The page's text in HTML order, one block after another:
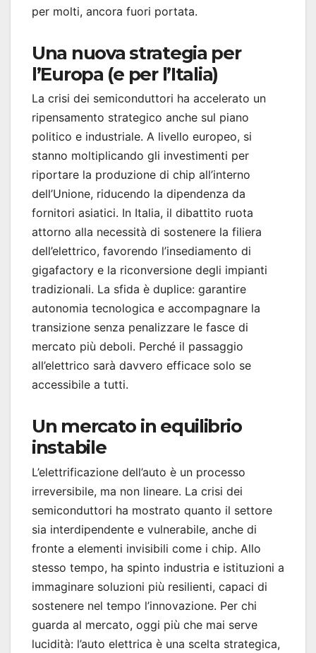
per molti, ancora fuori portata.
Una nuova strategia per
l’Europa (e per l’Italia)
La crisi dei semiconduttori ha accelerato un
ripensamento strategico anche sul piano
politico e industriale. A livello europeo, si
stanno moltiplicando gli investimenti per
riportare la produzione di chip all’interno
dell’Unione, riducendo la dipendenza da
fornitori asiatici. In Italia, il dibattito ruota
attorno alla necessità di sostenere la filiera
dell’elettrico, favorendo l’insediamento di
gigafactory e la riconversione degli impianti
tradizionali. La sfida è duplice: garantire
autonomia tecnologica e accompagnare la
transizione senza penalizzare le fasce di
mercato più deboli. Perché il passaggio
all’elettrico sarà davvero efficace solo se
accessibile a tutti.
Un mercato in equilibrio
instabile
L’elettrificazione dell’auto è un processo
irreversibile, ma non lineare. La crisi dei
semiconduttori ha mostrato quanto il settore
sia interdipendente e vulnerabile, anche di
fronte a elementi invisibili come i chip. Allo
stesso tempo, ha spinto industria e istituzioni a
immaginare soluzioni più resilienti, capaci di
sostenere nel tempo l’innovazione. Per chi
guarda al mercato, oggi più che mai serve
lucidità: l’auto elettrica è una scelta strategica,